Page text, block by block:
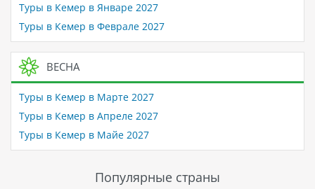
Туры в Кемер в Январе 2027
Туры в Кемер в Феврале 2027
ВЕСНА
Туры в Кемер в Марте 2027
Туры в Кемер в Апреле 2027
Туры в Кемер в Майе 2027
Популярные страны